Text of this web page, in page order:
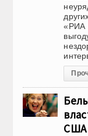
«РИА
США